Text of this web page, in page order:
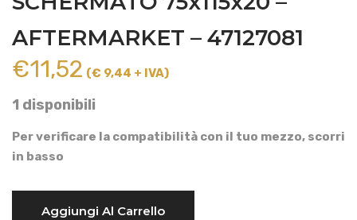
AFTERMARKET – 47127081
€11,52 (€ 9,44 + IVA)
1 disponibili
Per verificare la compatibilità con il tuo mezzo, scorri
in basso
Aggiungi Al Carrello